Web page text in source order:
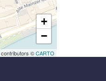
+
−
contributors ©CARTO